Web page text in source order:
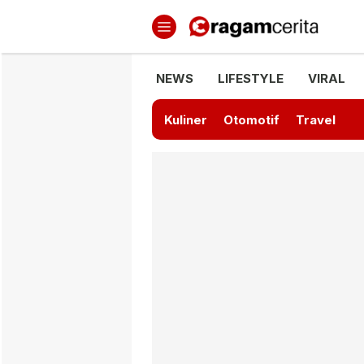
Ragamcerita.com
Informasi Terbaru dan Terkini
NEWS LIFESTYLE VIRAL
Kuliner Otomotif Travel